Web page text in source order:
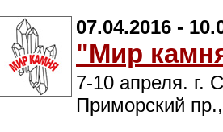
07.04.2016 -
"Мир
7-10 апреля. г.
Приморский